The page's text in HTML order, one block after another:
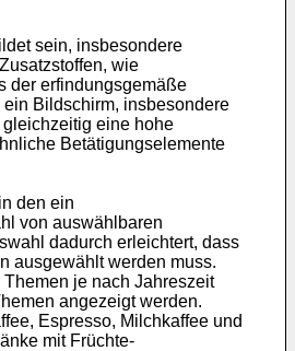
sein, insbesondere
wie
der erfindungsgemäße
Bildschirm, insbesondere
eine hohe
Betätigungselemente
den ein
von auswählbaren
dadurch erleichtert, dass
ausgewählt werden muss.
je nach Jahreszeit
angezeigt werden.
Espresso, Milchkaffee und
mit Früchte-